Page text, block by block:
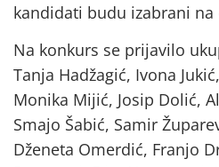
kandidati budu izabrani
Na konkurs se prijavilo
Tanja Hadžagić, Ivona
Monika Mijić, Josip Dolić,
Smajo Šabić, Samir
Dženeta Omerdić, Franjo